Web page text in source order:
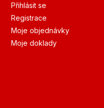
Přihlásit se
Registrace
Moje objednávky
Moje doklady